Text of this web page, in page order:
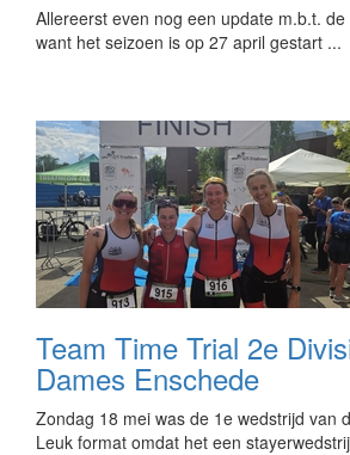
Allereerst even nog een update m.b.t.
want het seizoen is op 27 april gestart ...
Team Time Trial 2e
Dames Enschede
Zondag 18 mei was de 1e wedstrijd van
Leuk format omdat het een